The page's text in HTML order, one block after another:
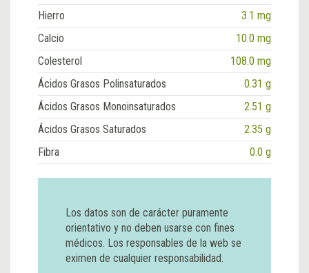
Hierro
3.1 mg
Calcio
10.0 mg
Colesterol
108.0 mg
Ácidos Grasos Polinsaturados
0.31 g
Ácidos Grasos Monoinsaturados
2.51 g
Ácidos Grasos Saturados
2.35 g
Fibra
0.0 g
Los datos son de carácter puramente
orientativo y no deben usarse con fines
médicos. Los responsables de la web se
eximen de cualquier responsabilidad.